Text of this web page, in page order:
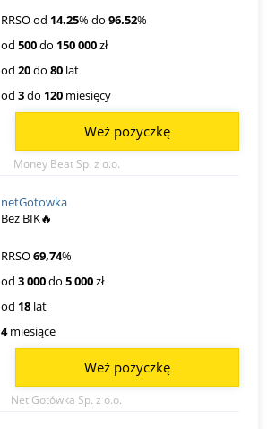
RRSO od 14.25% do 96.52%
od 500do 150 000zł
od 20do 80 lat
od 3do 120 miesięcy
Money Beat Sp. z o.o.
Weź pożyczkę
netGotowka
Bez BIK🔥
RRSO69,74%
od 3 000do 5 000zł
od 18 lat
4miesiące
Net Gotówka Sp. z o.o.
Weź pożyczkę